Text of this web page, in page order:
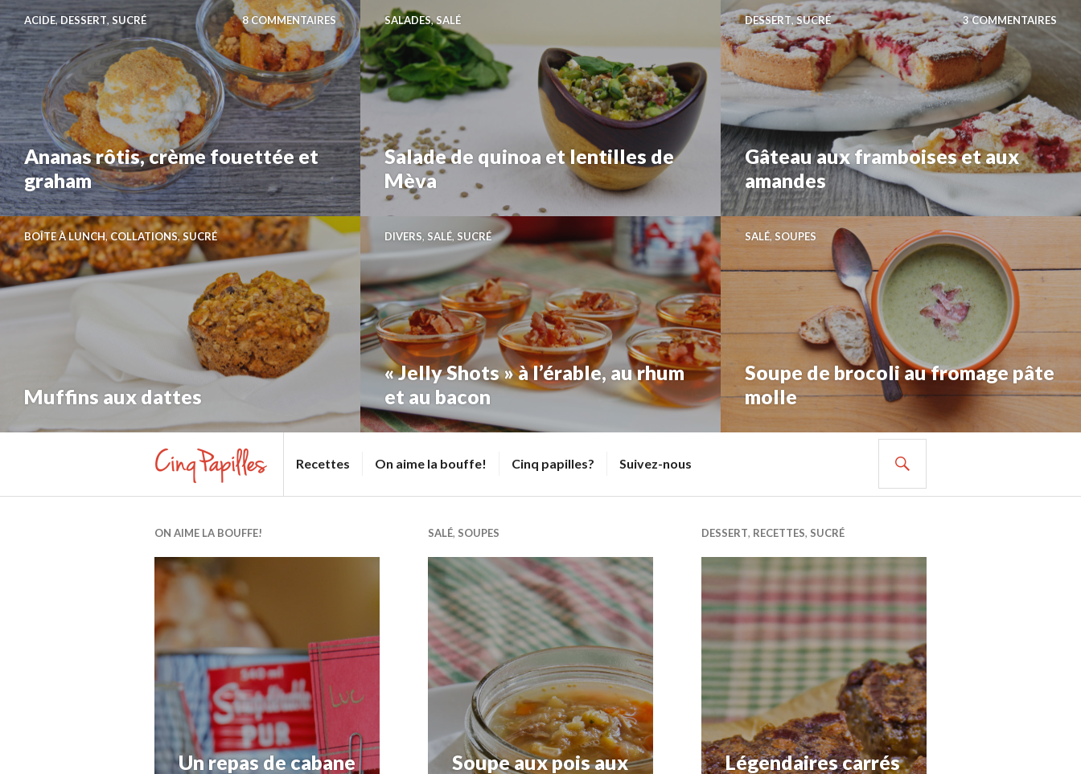
Aller
au
contenu
principal
ACIDE,DESSERT,SUCRÉ 8 COMMENTAIRES
Ananas rôtis, crème fouettée et
graham
SALADES,SALÉ
Salade de quinoa et lentilles de
Mèva
DESSERT,SUCRÉ 3 COMMENTAIRES
Gâteau aux framboises et aux
amandes
BOÎTE À LUNCH,COLLATIONS,SUCRÉ
Muffins aux dattes
DIVERS, SALÉ, SUCRÉ
« Jelly Shots » à l’érable, au rhum
et au bacon
SALÉ, SOUPES
Soupe de brocoli au fromage pâte
molle
CINQ
Recettes On aime la bouffe! Cinq papilles? Suivez-nous
ON AIME LA BOUFFE!
Un repas de cabane
SALÉ, SOUPES
Soupe aux pois aux
DESSERT, RECETTES, SUCRÉ
Légendaires carrés